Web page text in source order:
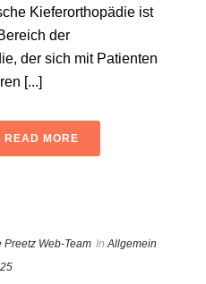
Kieferorthopädie ist
der
der sich mit Patienten
[...]
READ MORE
Web-Team In Allgemein